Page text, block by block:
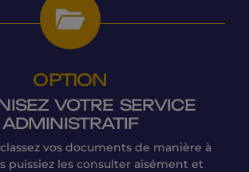
OPTION
VOTRE SERVICE
ADMINISTRATIF
vos documents de manière à
puissiez les consulter aisément et